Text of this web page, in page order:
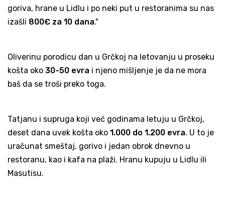
goriva, hrane u Lidlu i po neki put u restoranima su nas
izašli 800€ za 10 dana."
Oliverinu porodicu dan u Grčkoj na letovanju u proseku
košta oko 30-50 evra i njeno mišljenje je da ne mora
baš da se troši preko toga.
Tatjanu i supruga koji već godinama letuju u Grčkoj,
deset dana uvek košta oko 1.000 do 1.200 evra. U to je
uračunat smeštaj, gorivo i jedan obrok dnevno u
restoranu, kao i kafa na plaži. Hranu kupuju u Lidlu ili
Masutisu.